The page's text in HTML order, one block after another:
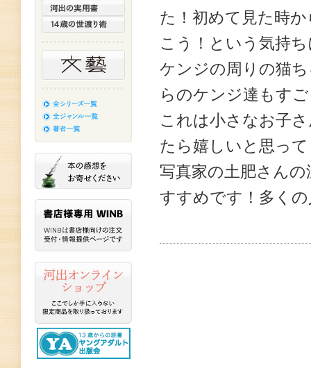
た！初めて見た時
こう！という気持
ケンジの周りの猫
らのケンジ達もす
これは小さなお子
たら嬉しいと思っ
写真家の土肥さん
すすめです！多く